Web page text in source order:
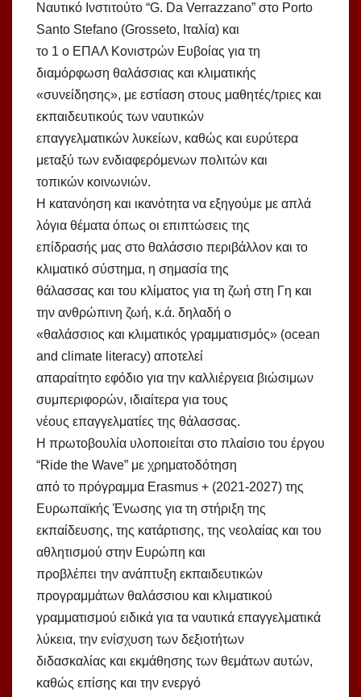
Ναυτικό Ινστιτούτο “G. Da Verrazzano” στο Porto
Santo Stefano (Grosseto, Ιταλία) και
το 1 ο ΕΠΑΛ Κονιστρών Ευβοίας για τη
διαμόρφωση θαλάσσιας και κλιματικής
«συνείδησης», με εστίαση στους μαθητές/τριες και
εκπαιδευτικούς των ναυτικών
επαγγελματικών λυκείων, καθώς και ευρύτερα
μεταξύ των ενδιαφερόμενων πολιτών και
τοπικών κοινωνιών.
Η κατανόηση και ικανότητα να εξηγούμε με απλά
λόγια θέματα όπως οι επιπτώσεις της
επίδρασής μας στο θαλάσσιο περιβάλλον και το
κλιματικό σύστημα, η σημασία της
θάλασσας και του κλίματος για τη ζωή στη Γη και
την ανθρώπινη ζωή, κ.ά. δηλαδή ο
«θαλάσσιος και κλιματικός γραμματισμός» (ocean
and climate literacy) αποτελεί
απαραίτητο εφόδιο για την καλλιέργεια βιώσιμων
συμπεριφορών, ιδιαίτερα για τους
νέους επαγγελματίες της θάλασσας.
Η πρωτοβουλία υλοποιείται στο πλαίσιο του έργου
“Ride the Wave” με χρηματοδότηση
από το πρόγραμμα Erasmus + (2021-2027) της
Ευρωπαϊκής Ένωσης για τη στήριξη της
εκπαίδευσης, της κατάρτισης, της νεολαίας και του
αθλητισμού στην Ευρώπη και
προβλέπει την ανάπτυξη εκπαιδευτικών
προγραμμάτων θαλάσσιου και κλιματικού
γραμματισμού ειδικά για τα ναυτικά επαγγελματικά
λύκεια, την ενίσχυση των δεξιοτήτων
διδασκαλίας και εκμάθησης των θεμάτων αυτών,
καθώς επίσης και την ενεργό